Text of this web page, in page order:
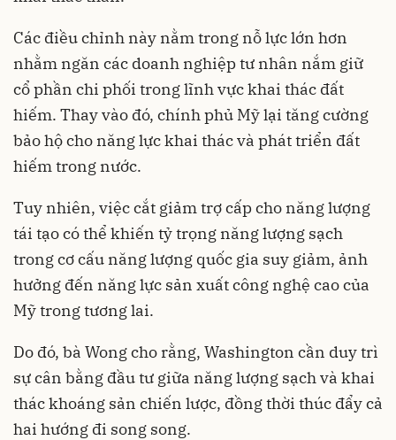
Các điều chỉnh này nằm trong nỗ lực lớn hơn
nhằm ngăn các doanh nghiệp tư nhân nắm giữ
cổ phần chi phối trong lĩnh vực khai thác đất
hiếm. Thay vào đó, chính phủ Mỹ lại tăng cường
bảo hộ cho năng lực khai thác và phát triển đất
hiếm trong nước.
Tuy nhiên, việc cắt giảm trợ cấp cho năng lượng
tái tạo có thể khiến tỷ trọng năng lượng sạch
trong cơ cấu năng lượng quốc gia suy giảm, ảnh
hưởng đến năng lực sản xuất công nghệ cao của
Mỹ trong tương lai.
Do đó, bà Wong cho rằng, Washington cần duy trì
sự cân bằng đầu tư giữa năng lượng sạch và khai
thác khoáng sản chiến lược, đồng thời thúc đẩy cả
hai hướng đi song song.